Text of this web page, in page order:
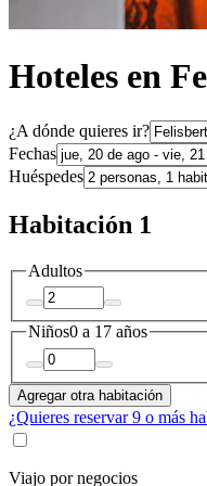
Hoteles en
¿A dónde quieres ir?
Fechas
Huéspedes
Habitación 1
Adultos
Niños0 a 17 años
Agregar otra habitación
¿Quieres reservar 9 o más
Viajo por negocios